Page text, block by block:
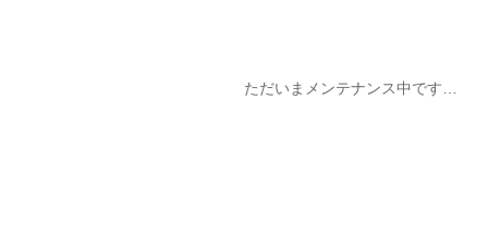
ただいまメンテナンス中です…